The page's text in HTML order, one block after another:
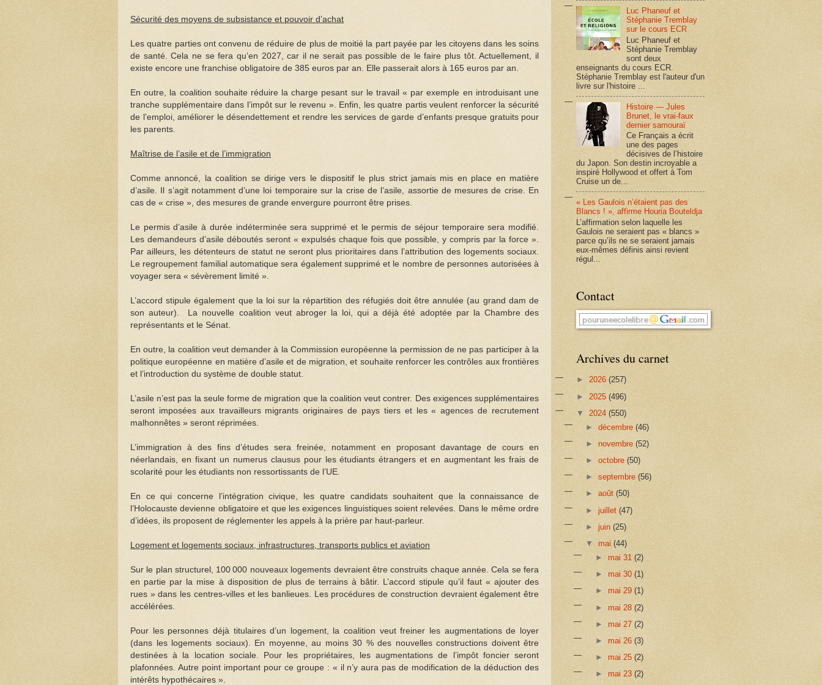
Sécurité des moyens de subsistance et pouvoir d’achat
Les quatre parties ont convenu de réduire de plus de moitié la part payée par les citoyens dans les soins
de santé. Cela ne se fera qu’en 2027, car il ne serait pas possible de le faire plus tôt. Actuellement, il
existe encore une franchise obligatoire de 385 euros par an. Elle passerait alors à 165 euros par an.
En outre, la coalition souhaite réduire la charge pesant sur le travail « par exemple en introduisant une
tranche supplémentaire dans l’impôt sur le revenu ». Enfin, les quatre partis veulent renforcer la sécurité
de l’emploi, améliorer le désendettement et rendre les services de garde d’enfants presque gratuits pour
les parents.
Maîtrise de l’asile et de l’immigration
Comme annoncé, la coalition se dirige vers le dispositif le plus strict jamais mis en place en matière
d’asile. Il s’agit notamment d’une loi temporaire sur la crise de l’asile, assortie de mesures de crise. En
cas de « crise », des mesures de grande envergure pourront être prises.
Le permis d’asile à durée indéterminée sera supprimé et le permis de séjour temporaire sera modifié.
Les demandeurs d’asile déboutés seront « expulsés chaque fois que possible, y compris par la force ».
Par ailleurs, les détenteurs de statut ne seront plus prioritaires dans l’attribution des logements sociaux.
Le regroupement familial automatique sera également supprimé et le nombre de personnes autorisées à
voyager sera « sévèrement limité ».
L’accord stipule également que la loi sur la répartition des réfugiés doit être annulée (au grand dam de
son auteur). La nouvelle coalition veut abroger la loi, qui a déjà été adoptée par la Chambre des
représentants et le Sénat.
En outre, la coalition veut demander à la Commission européenne la permission de ne pas participer à la
politique européenne en matière d’asile et de migration, et souhaite renforcer les contrôles aux frontières
et l’introduction du système de double statut.
L’asile n’est pas la seule forme de migration que la coalition veut contrer. Des exigences supplémentaires
seront imposées aux travailleurs migrants originaires de pays tiers et les « agences de recrutement
malhonnêtes » seront réprimées.
L’immigration à des fins d’études sera freinée, notamment en proposant davantage de cours en
néerlandais, en fixant un numerus clausus pour les étudiants étrangers et en augmentant les frais de
scolarité pour les étudiants non ressortissants de l’UE.
En ce qui concerne l’intégration civique, les quatre candidats souhaitent que la connaissance de
l’Holocauste devienne obligatoire et que les exigences linguistiques soient relevées. Dans le même ordre
d’idées, ils proposent de réglementer les appels à la prière par haut-parleur.
Logement et logements sociaux, infrastructures, transports publics et aviation
Sur le plan structurel, 100 000 nouveaux logements devraient être construits chaque année. Cela se fera
en partie par la mise à disposition de plus de terrains à bâtir. L’accord stipule qu’il faut « ajouter des
rues » dans les centres-villes et les banlieues. Les procédures de construction devraient également être
accélérées.
Pour les personnes déjà titulaires d’un logement, la coalition veut freiner les augmentations de loyer
(dans les logements sociaux). En moyenne, au moins 30 % des nouvelles constructions doivent être
destinées à la location sociale. Pour les propriétaires, les augmentations de l’impôt foncier seront
plafonnées. Autre point important pour ce groupe : « il n’y aura pas de modification de la déduction des
intérêts hypothécaires ».
Luc Phaneuf et
Stéphanie Tremblay
sur le cours ECR
Luc Phaneuf et
Stéphanie Tremblay
sont deux
enseignants du cours ECR.
Stéphanie Tremblay est l'auteur d'un
livre sur l'histoire ...
Histoire — Jules
Brunet, le vrai-faux
dernier samouraï
Ce Français a écrit
une des pages
décisives de l’histoire
du Japon. Son destin incroyable a
inspiré Hollywood et offert à Tom
Cruise un de...
« Les Gaulois n’étaient pas des
Blancs ! », affirme Houria Bouteldja
L’affirmation selon laquelle les
Gaulois ne seraient pas « blancs »
parce qu’ils ne se seraient jamais
eux-mêmes définis ainsi revient
régul...
Contact
Archives du carnet
► 2026 (257)
► 2025 (496)
▼ 2024 (550)
►décembre(46)
► novembre(52)
►octobre(50)
►septembre(56)
►août(50)
►juillet(47)
►juin(25)
▼ mai(44)
► mai 31 (2)
► mai 30 (1)
► mai 29 (1)
► mai 28 (2)
► mai 27 (2)
► mai 26 (3)
► mai 25 (2)
► mai 23 (2)